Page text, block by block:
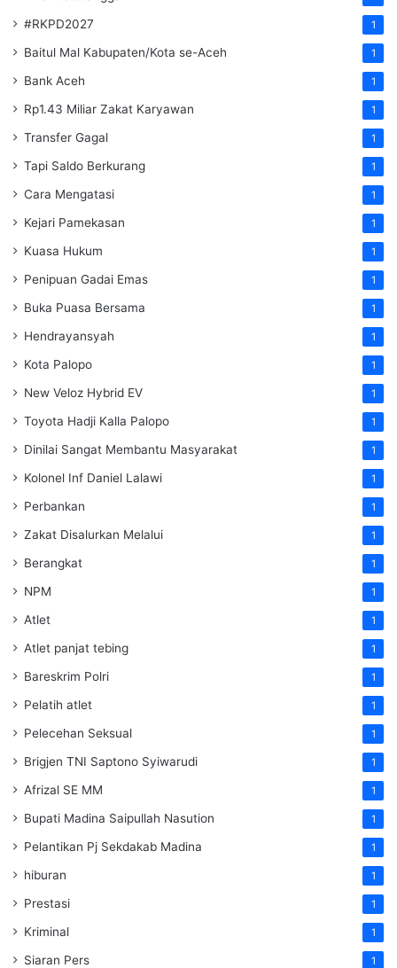
#RKPD2027 1
Baitul Mal Kabupaten/Kota se-Aceh 1
Bank Aceh 1
Rp1.43 Miliar Zakat Karyawan 1
Transfer Gagal 1
Tapi Saldo Berkurang 1
Cara Mengatasi 1
Kejari Pamekasan 1
Kuasa Hukum 1
Penipuan Gadai Emas 1
Buka Puasa Bersama 1
Hendrayansyah 1
Kota Palopo 1
New Veloz Hybrid EV 1
Toyota Hadji Kalla Palopo 1
Dinilai Sangat Membantu Masyarakat 1
Kolonel Inf Daniel Lalawi 1
Perbankan 1
Zakat Disalurkan Melalui 1
Berangkat 1
NPM 1
Atlet 1
Atlet panjat tebing 1
Bareskrim Polri 1
Pelatih atlet 1
Pelecehan Seksual 1
Brigjen TNI Saptono Syiwarudi 1
Afrizal SE MM 1
Bupati Madina Saipullah Nasution 1
Pelantikan Pj Sekdakab Madina 1
hiburan 1
Prestasi 1
Kriminal 1
Siaran Pers 1